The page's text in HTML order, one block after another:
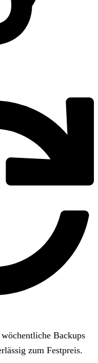
wöchentliche Backups
zum Festpreis.